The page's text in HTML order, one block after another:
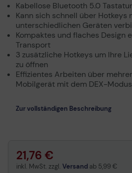
Kabellose Bluetooth 5.0
Kann sich schnell über Hotkeys
unterschiedlichen Geräten
Kompaktes und flaches Design
Transport
3 zusätzliche Hotkeys um Ihre
zu öffnen
Effizientes Arbeiten über
Mobilgerät mit dem DEX-Modus
Zur vollständigen Beschreibung
21,76 €
inkl. MwSt. zzgl. Versand ab 5,99 €